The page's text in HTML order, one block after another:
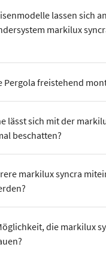
lassen sich
markilux
Pergola freistehend
lässt sich mit der
beschatten?
markilux syncra
die markilux